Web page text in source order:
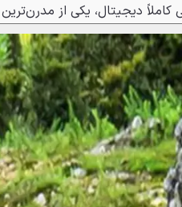
کاملاً دیجیتال، یکی از